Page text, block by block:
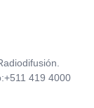
419 4000